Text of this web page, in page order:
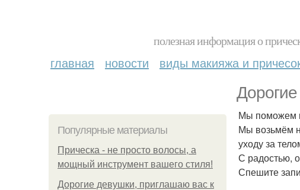
полезная информация о
главная новости виды макияжа и
Популярные материалы
Прическа - не просто волосы, а
мощный инструмент вашего стиля!
Дорогие девушки, приглашаю вас к
Мы поможем
Мы возьмём
уходу за
С радостью,
Спешите